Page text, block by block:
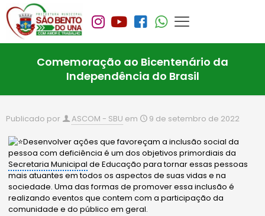
Comemoração ao Bicentenário da
Independência do Brasil
Publicado por ASCOM - SBU em 9 de setembro de 2022
Desenvolver ações que favoreçam a inclusão social da
pessoa com deficiência é um dos objetivos primordiais da
Secretaria Municipal de Educação para tornar essas pessoas
mais atuantes em todos os aspectos de suas vidas e na
sociedade. Uma das formas de promover essa inclusão é
realizando eventos que contem com a participação da
comunidade e do público em geral.